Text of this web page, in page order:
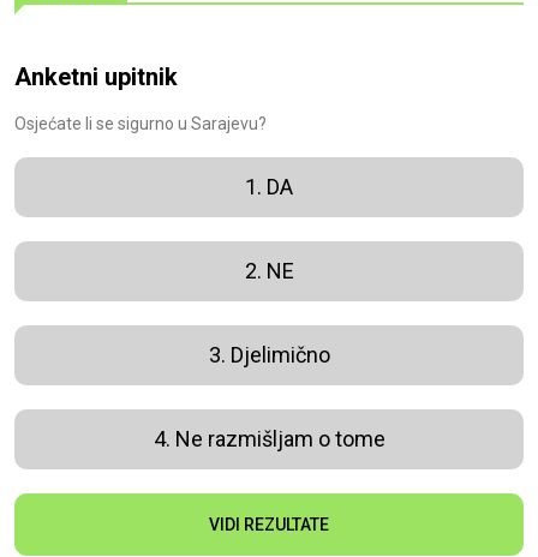
Anketni upitnik
Osjećate li se sigurno u Sarajevu?
1. DA
2. NE
3. Djelimično
4. Ne razmišljam o tome
VIDI REZULTATE